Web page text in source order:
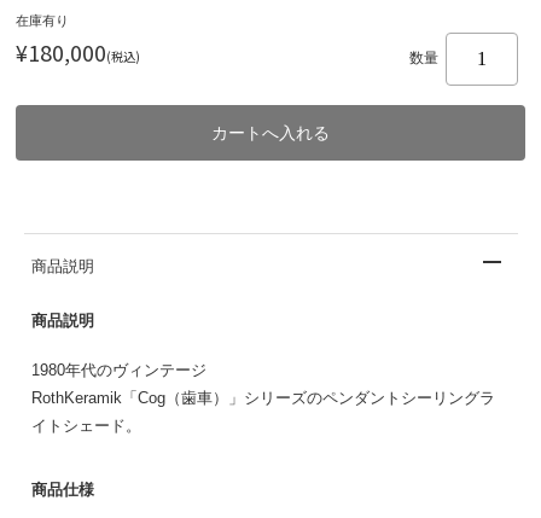
在庫有り
¥180,000(税込) 数量
商品説明
商品説明
1980年代のヴィンテージ
RothKeramik「Cog（歯車）」シリーズのペンダントシーリングラ
イトシェード。
商品仕様